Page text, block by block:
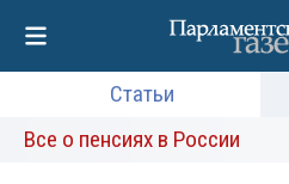
Статьи
Все о пенсиях в России